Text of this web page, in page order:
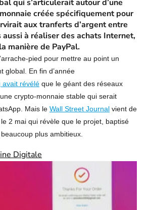
qui s’articulerait autour d’une
créée spécifiquement pour
aux tranferts d’argent entre
à réaliser des achats Internet,
manière de PayPal.
pied pour mettre au point un
global. En fin d’année
avait révélé que le géant des réseaux
crypto-monnaie stable qui serait
Mais le Wall Street Journal vient de
2 mai qui révèle que le projet, baptisé
plus ambitieux.
Digitale